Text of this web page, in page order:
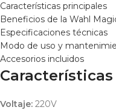
Características principales
Beneficios de la Wahl
Especificaciones técnicas
Modo de uso y
Accesorios incluidos
Voltaje: 220V